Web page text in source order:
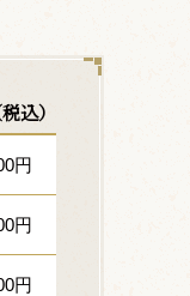
込）
円
円
円